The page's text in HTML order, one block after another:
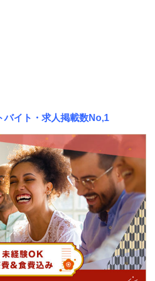
バイト・求人掲載数No,1